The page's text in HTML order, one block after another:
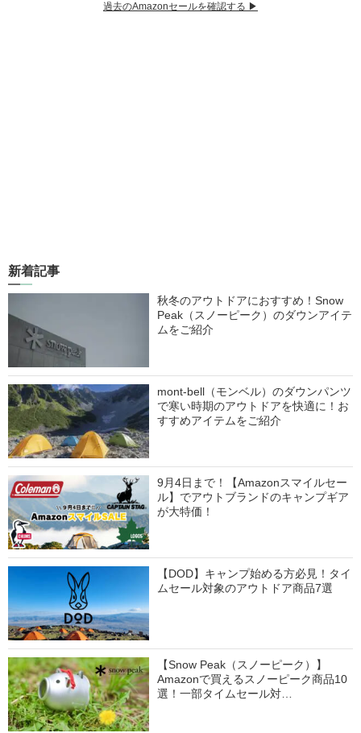
過去のAmazonセールを確認する ▶︎
新着記事
秋冬のアウトドアにおすすめ！Snow
Peak（スノーピーク）のダウンアイテ
ムをご紹介
mont-bell（モンベル）のダウンパンツ
で寒い時期のアウトドアを快適に！お
すすめアイテムをご紹介
9月4日まで！【Amazonスマイルセー
ル】でアウトブランドのキャンプギア
が大特価！
【DOD】キャンプ始める方必見！タイ
ムセール対象のアウトドア商品7選
【Snow Peak（スノーピーク）】
Amazonで買えるスノーピーク商品10
選！一部タイムセール対…